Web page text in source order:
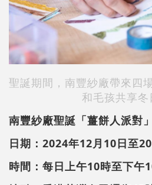
聖誕期間，南豐紗廠帶來四
和毛孩共享冬
南豐紗廠聖誕「薑餅人派對」
日期：2024年12月10日至
時間：每日上午10時至下午